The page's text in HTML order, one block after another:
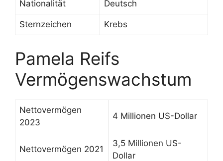
Nationalität Deutsch
Sternzeichen Krebs
Pamela Reifs
Vermögenswachstum
Nettovermögen
2023
4 Millionen US-Dollar
Nettovermögen 2021
3,5 Millionen US-
Dollar